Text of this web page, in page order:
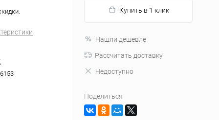
Купить в 1 клик
Нашли дешевле
Рассчитать доставку
Недоступно
Поделиться